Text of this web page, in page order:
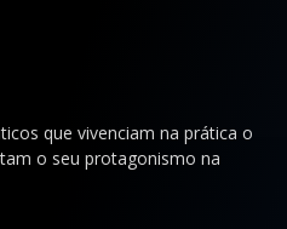
que vivenciam na prática o
o seu protagonismo na